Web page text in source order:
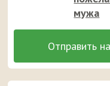
мужа